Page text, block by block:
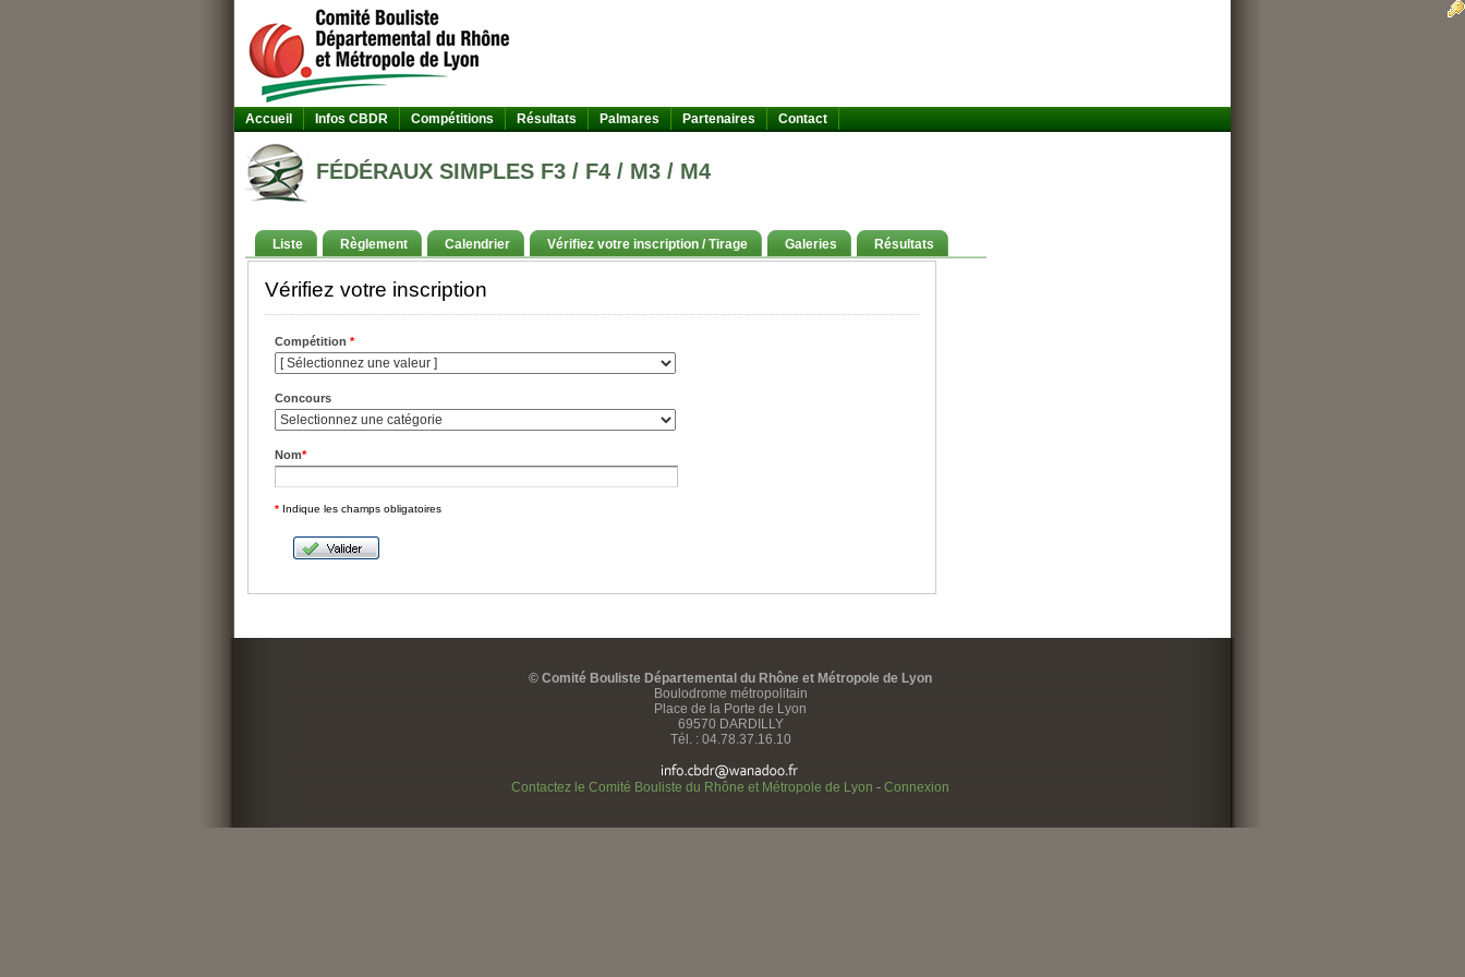
Accueil Infos CBDR Compétitions Résultats Palmares Partenaires Contact
FÉDÉRAUX SIMPLES F3 / F4 / M3 / M4
Liste Règlement Calendrier Vérifiez votre inscription / Tirage Galeries Résultats
Vérifiez votre inscription
Compétition *
Concours
Nom*
* Indique les champs obligatoires
© Comité Bouliste Départemental du Rhône et Métropole de Lyon
Boulodrome métropolitain
Place de la Porte de Lyon
69570 DARDILLY
Tél. : 04.78.37.16.10
Contactez le Comité Bouliste du Rhône et Métropole de Lyon - Connexion